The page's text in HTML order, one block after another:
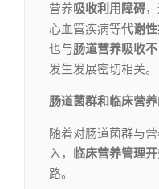
营养吸收利用障碍
心血管疾病等代谢
也与肠道营养吸收
发生发展密切相关。
肠道菌群和临床营
随着对肠道菌群与
入， 临床营养管理
路。